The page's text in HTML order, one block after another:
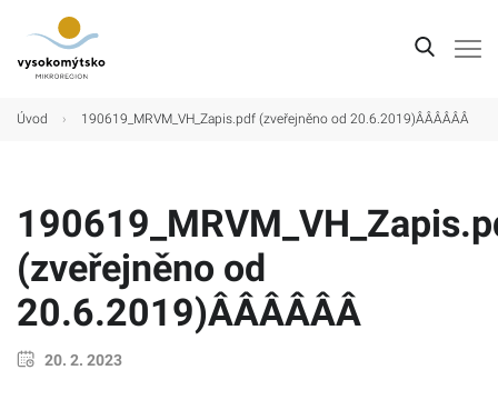
Úvod › 190619_MRVM_VH_Zapis.pdf (zveřejněno od 20.6.2019)ÂÂÂÂÂÂ
(zveřejněno od
20.6.2019)ÂÂÂÂÂÂ
20. 2. 2023
Úvod
Turistické cíle
Kultura